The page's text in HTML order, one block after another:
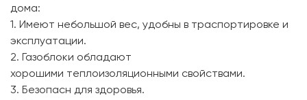
дома:
1. Имеют небольшой вес, удобны в траспортировке и
эксплуатации.
2. Газоблоки обладают
хорошими теплоизоляционными свойствами.
3. Безопасн для здоровья.